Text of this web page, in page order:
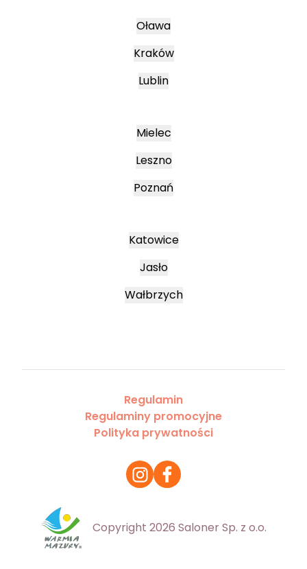
Oława
Kraków
Lublin
Mielec
Leszno
Poznań
Katowice
Jasło
Wałbrzych
Regulamin
Regulaminy promocyjne
Polityka prywatności
Copyright 2026 Saloner Sp. z o.o.